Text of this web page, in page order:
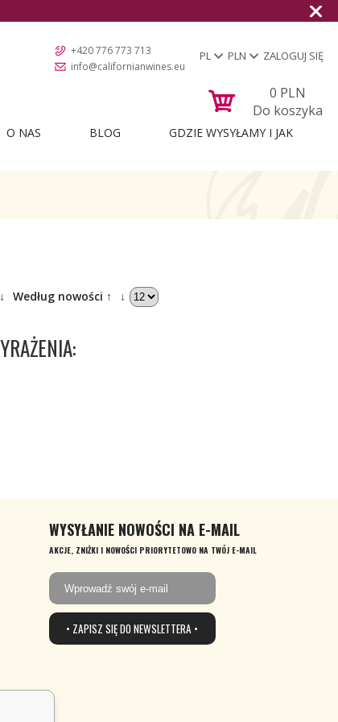
+420 776 773 713
info@californianwines.eu
PL PLN ZALOGUJ SIĘ
0 PLN
Do koszyka
O NAS BLOG
GDZIE WYSYŁAMY I JAK
↓ Według nowości ↑ ↓
WYSYŁANIE NOWOŚCI NA E-MAIL
AKCJE, ZNIŻKI I NOWOŚCI PRIORYTETOWO NA TWÓJ E-MAIL
• ZAPISZ SIĘ DO NEWSLETTERA •